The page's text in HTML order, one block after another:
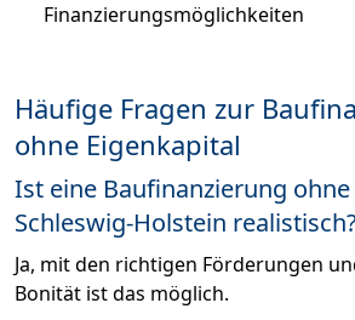
Finanzierungsmöglichkeiten
Häufige Fragen zur
ohne Eigenkapital
Ist eine Baufinanzierung
Schleswig-Holstein
Ja, mit den richtigen Förderungen
Bonität ist das möglich.